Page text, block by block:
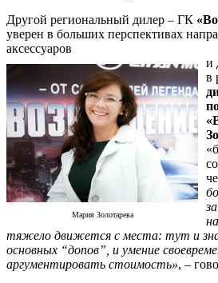
Другой региональный дилер – ГК
уверен в больших перспективах
аксессуаров
Мария Золотарева
и
в
тяжело движется с места: тут и
основных “допов”, и умение
аргументировать стоимость», –